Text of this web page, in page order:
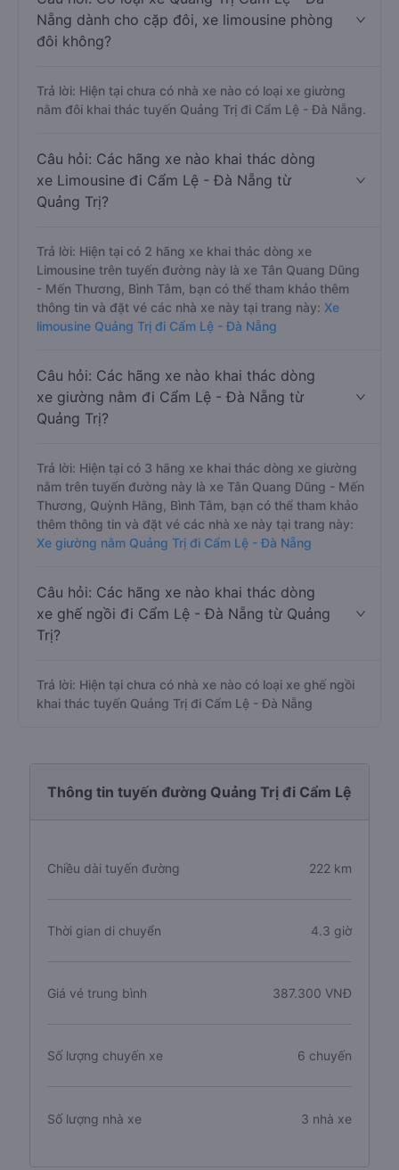
Nẵng dành cho cặp đôi, xe limousine phòng
đôi không?
Trả lời: Hiện tại chưa có nhà xe nào có loại xe giường
nằm đôi khai thác tuyến Quảng Trị đi Cẩm Lệ - Đà Nẵng.
Câu hỏi: Các hãng xe nào khai thác dòng
xe Limousine đi Cẩm Lệ - Đà Nẵng từ
Quảng Trị?
Trả lời: Hiện tại có 2 hãng xe khai thác dòng xe
Limousine trên tuyến đường này là xe Tân Quang Dũng
- Mến Thương, Bình Tâm, bạn có thể tham khảo thêm
thông tin và đặt vé các nhà xe này tại trang này: Xe
limousine Quảng Trị đi Cẩm Lệ - Đà Nẵng
Câu hỏi: Các hãng xe nào khai thác dòng
xe giường nằm đi Cẩm Lệ - Đà Nẵng từ
Quảng Trị?
Trả lời: Hiện tại có 3 hãng xe khai thác dòng xe giường
nằm trên tuyến đường này là xe Tân Quang Dũng - Mến
Thương, Quỳnh Hằng, Bình Tâm, bạn có thể tham khảo
thêm thông tin và đặt vé các nhà xe này tại trang này:
Xe giường nằm Quảng Trị đi Cẩm Lệ - Đà Nẵng
Câu hỏi: Các hãng xe nào khai thác dòng
xe ghế ngồi đi Cẩm Lệ - Đà Nẵng từ Quảng
Trị?
Trả lời: Hiện tại chưa có nhà xe nào có loại xe ghế ngồi
khai thác tuyến Quảng Trị đi Cẩm Lệ - Đà Nẵng
Thông tin tuyến đường Quảng Trị đi Cẩm Lệ
Chiều dài tuyến đường 222 km
Thời gian di chuyển 4.3 giờ
Giá vé trung bình 387.300 VNĐ
Số lượng chuyến xe 6 chuyến
Số lượng nhà xe 3 nhà xe